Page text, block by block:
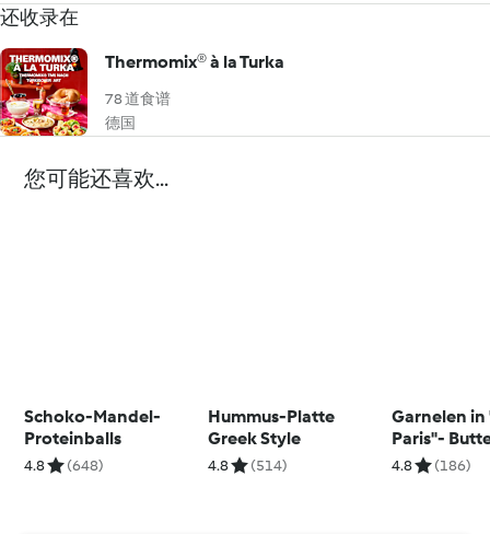
还收录在
Thermomix® à la Turka
78 道食谱
德国
您可能还喜欢...
Schoko-Mandel-
Proteinballs
4.8 (648)
Hummus-Platte
Greek Style
4.8 (514)
Garnelen in
Paris"-
4.8 (186)